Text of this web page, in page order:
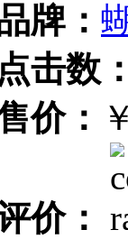
牌：
击数：
价：
价：